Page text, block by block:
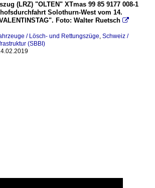
(LRZ) "OLTEN" XTmas 99 85 9177 008-1
Solothurn-West vom 14.
Foto: Walter Ruetsch 
/ Lösch- und Rettungszüge, Schweiz /
(SBBI)